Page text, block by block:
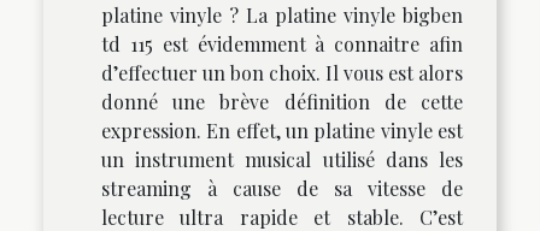
platine vinyle ? La platine vinyle bigben
td 115 est évidemment à connaitre afin
d’effectuer un bon choix. Il vous est alors
donné une brève définition de cette
expression. En effet, un platine vinyle est
un instrument musical utilisé dans les
streaming à cause de sa vitesse de
lecture ultra rapide et stable. C’est